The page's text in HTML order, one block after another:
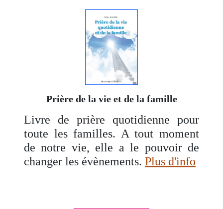
Prière de la vie et de la famille
Livre de prière quotidienne pour
toute les familles. A tout moment
de notre vie, elle a le pouvoir de
changer les évènements. Plus d'info